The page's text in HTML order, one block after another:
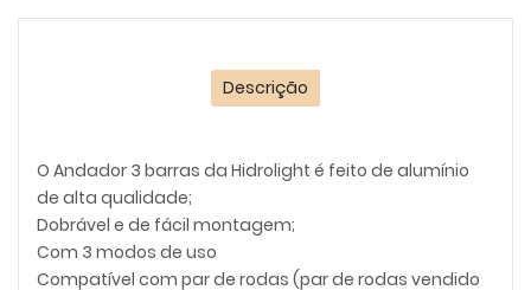
Descrição
O Andador 3 barras da Hidrolight é feito de alumínio
de alta qualidade;
Dobrável e de fácil montagem;
Com 3 modos de uso
Compatível com par de rodas (par de rodas vendido